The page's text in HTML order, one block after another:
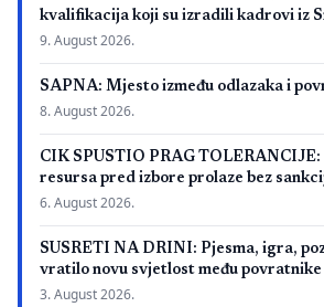
kvalifikacija koji su izradili kadrovi iz
9. August 2026.
SAPNA: Mjesto između odlazaka i
8. August 2026.
CIK SPUSTIO PRAG
resursa pred izbore prolaze bez
6. August 2026.
SUSRETI NA DRINI: Pjesma, igra,
vratilo novu svjetlost među povratnike
3. August 2026.